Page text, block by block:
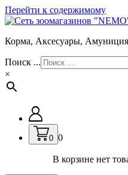
Перейти к содержимому
Корма, Аксесуары,
Поиск ...
×
0 0
В корзине нет